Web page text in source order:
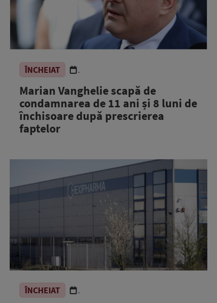
ÎNCHEIAT .
Marian Vanghelie scapă de
condamnarea de 11 ani și 8 luni de
închisoare după prescrierea
faptelor
ÎNCHEIAT .